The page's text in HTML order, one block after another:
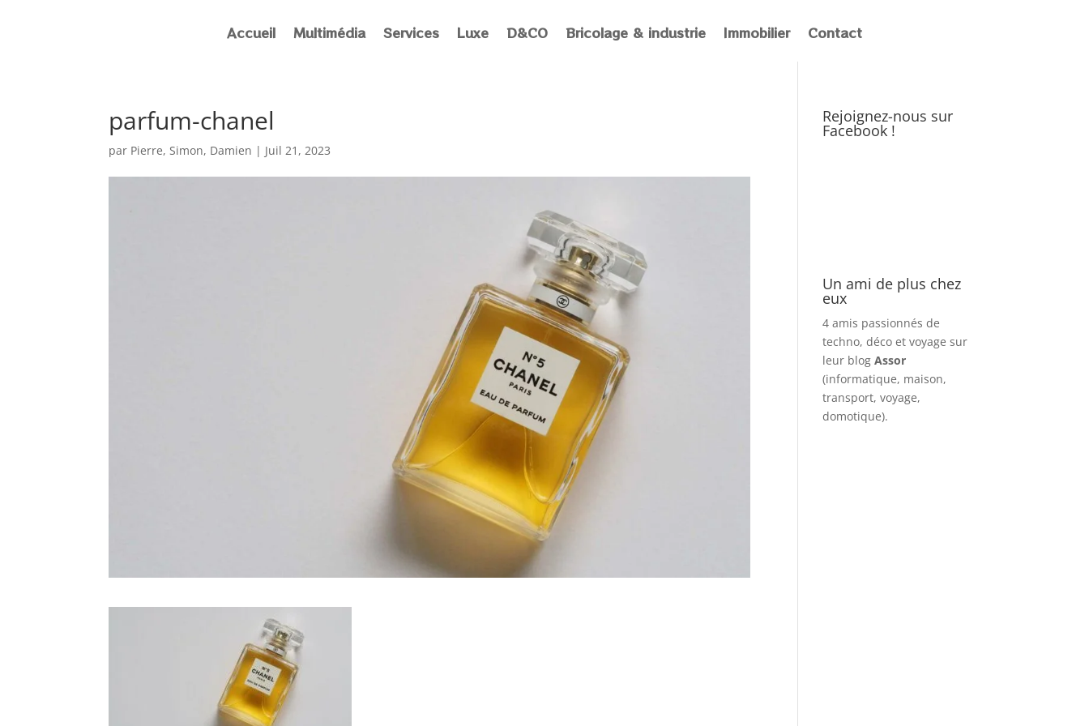
Accueil Multimédia Services Luxe D&CO Bricolage & industrie Immobilier Contact
parfum-chanel
par Pierre, Simon, Damien | Juil 21, 2023
Rejoignez-nous sur
Facebook !
Un ami de plus chez
eux
4 amis passionnés de
techno, déco et voyage sur
leur blogAssor
(informatique, maison,
transport, voyage,
domotique).